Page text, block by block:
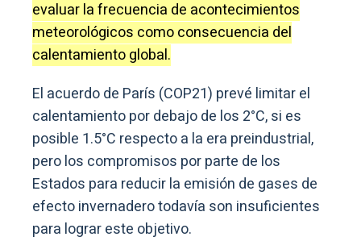
evaluar la frecuencia de acontecimientos
meteorológicos como consecuencia del
calentamiento global.
El acuerdo de París (COP21) prevé limitar el
calentamiento por debajo de los 2°C, si es
posible 1.5°C respecto a la era preindustrial,
pero los compromisos por parte de los
Estados para reducir la emisión de gases de
efecto invernadero todavía son insuficientes
para lograr este objetivo.